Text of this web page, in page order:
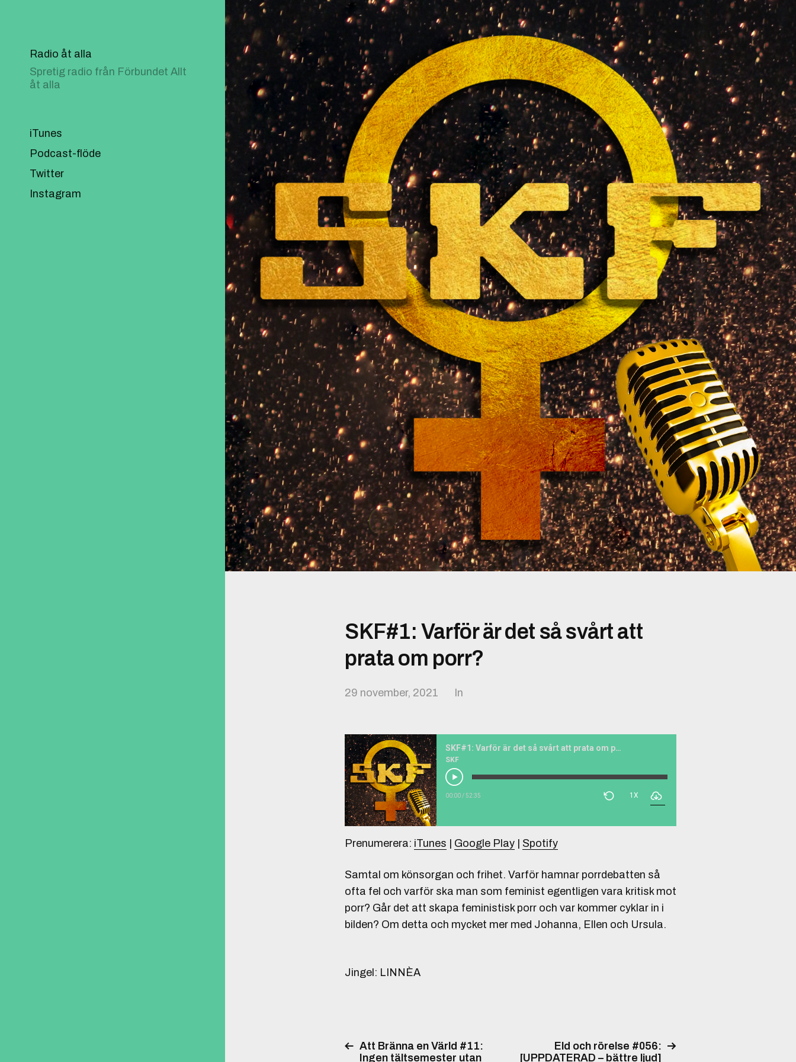
Radio åt alla
Spretig radio från Förbundet Allt
åt alla
iTunes
Podcast-flöde
Twitter
Instagram
SKF#1: Varför är det så svårt att
prata om porr?
29 november, 2021 In
SKF#1: Varför är det så svårt att prata om porr?
SKF
00:00/52:35 1X
Prenumerera: iTunes Google Play Spotify
Samtal om könsorgan och frihet. Varför hamnar porrdebatten så
ofta fel och varför ska man som feminist egentligen vara kritisk mot
porr? Går det att skapa feministisk porr och var kommer cyklar in i
bilden? Om detta och mycket mer med Johanna, Ellen och Ursula.
Jingel: LINNÈA
Att Bränna en Värld #11:
Ingen tältsemester utan
Eld och rörelse #056:
[UPPDATERAD – bättre ljud]